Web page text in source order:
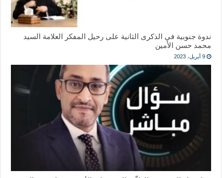
ندوة جنوبية في الذكرى الثانية على رحيل المفكر العلامة السيد
محمد حسن الأمين
9 أبريل، 2023